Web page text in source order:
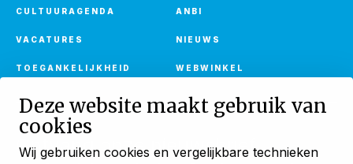
Deze website maakt gebruik van
cookies
Wij gebruiken cookies en vergelijkbare technieken
CULTUURAGENDA
VACATURES
TOEGANKELIJKHEID
ANBI
NIEUWS
WEBWINKEL
Ontvang onze nieuwsbrief